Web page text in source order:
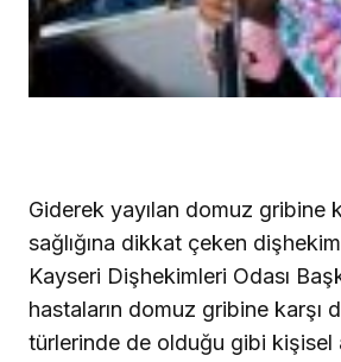
Giderek yayılan domuz gribine
sağlığına dikkat çeken
Kayseri Dişhekimleri Odası
hastaların domuz gribine karşı
türlerinde de olduğu gibi kişisel